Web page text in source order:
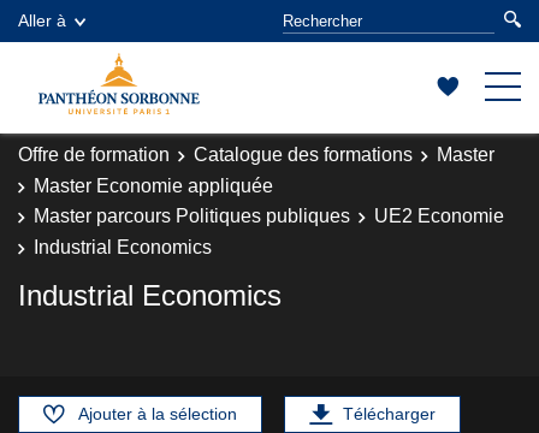
Aller à
Offre de formation Catalogue des formations
Master
Master Economie appliquée
Master parcours Politiques publiques
UE2 Economie
Industrial Economics
Industrial Economics
Ajouter à la sélection Télécharger